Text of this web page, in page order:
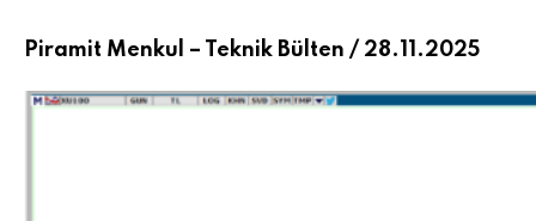
Piramit Menkul – Teknik Bülten / 28.11.2025